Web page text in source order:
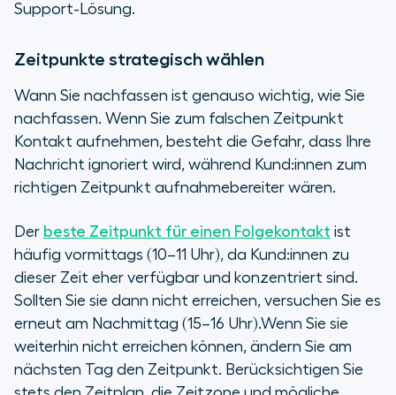
Support-Lösung.
Zeitpunkte strategisch wählen
Wann Sie nachfassen ist genauso wichtig, wie Sie
nachfassen. Wenn Sie zum falschen Zeitpunkt
Kontakt aufnehmen, besteht die Gefahr, dass Ihre
Nachricht ignoriert wird, während Kund:innen zum
richtigen Zeitpunkt aufnahmebereiter wären.
Der beste Zeitpunkt für einen Folgekontakt ist
häufig vormittags (10–11 Uhr), da Kund:innen zu
dieser Zeit eher verfügbar und konzentriert sind.
Sollten Sie sie dann nicht erreichen, versuchen Sie es
erneut am Nachmittag (15–16 Uhr).Wenn Sie sie
weiterhin nicht erreichen können, ändern Sie am
nächsten Tag den Zeitpunkt. Berücksichtigen Sie